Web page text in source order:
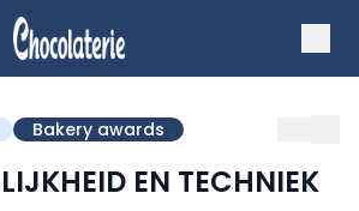
Bakery awards
EN TECHNIEK